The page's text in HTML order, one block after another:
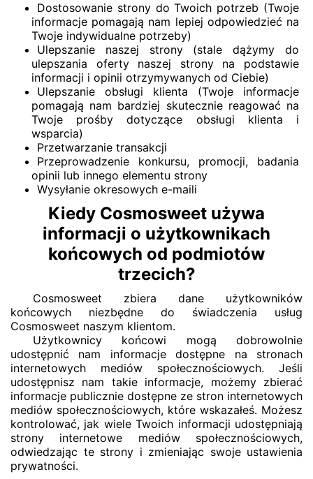
Dostosowanie strony do Twoich potrzeb (Twoje
informacje pomagają nam lepiej odpowiedzieć na
Twoje indywidualne potrzeby)
Ulepszanie naszej strony (stale dążymy do
ulepszania oferty naszej strony na podstawie
informacji i opinii otrzymywanych od Ciebie)
Ulepszanie obsługi klienta (Twoje informacje
pomagają nam bardziej skutecznie reagować na
Twoje prośby dotyczące obsługi klienta i
wsparcia)
Przetwarzanie transakcji
Przeprowadzenie konkursu, promocji, badania
opinii lub innego elementu strony
Wysyłanie okresowych e-maili
Kiedy Cosmosweet używa
informacji o użytkownikach
końcowych od podmiotów
trzecich?
Cosmosweet zbiera dane użytkowników
końcowych niezbędne do świadczenia usług
Cosmosweet naszym klientom.
Użytkownicy końcowi mogą dobrowolnie
udostępnić nam informacje dostępne na stronach
internetowych mediów społecznościowych. Jeśli
udostępnisz nam takie informacje, możemy zbierać
informacje publicznie dostępne ze stron internetowych
mediów społecznościowych, które wskazałeś. Możesz
kontrolować, jak wiele Twoich informacji udostępniają
strony internetowe mediów społecznościowych,
odwiedzając te strony i zmieniając swoje ustawienia
prywatności.